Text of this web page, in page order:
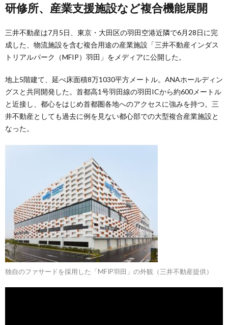
研修所、産業支援施設など複合機能展開
三井不動産は7月5日、東京・大田区の羽田空港近隣で6月28日に完
成した、物流施設を含む複合用途の産業施設「三井不動産インダス
トリアルパーク（MFIP）羽田」をメディアに公開した。
地上5階建て、延べ床面積8万1030平方メートル。ANAホールディン
グスと共同開発した。首都高1号羽田線の羽田ICから約600メートル
と近接し、都心をはじめ首都圏各地へのアクセスに強みを持つ。三
井不動産としても過去に例を見ない都心部での大型複合産業施設と
なった。
独自のファサードを採用した「MFIP羽田」の外観（三井不動産提供）